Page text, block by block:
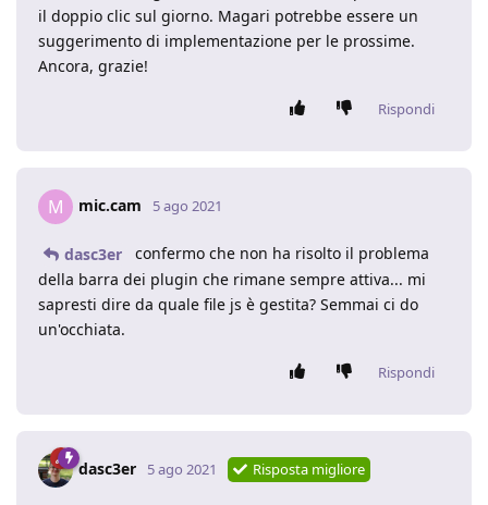
il doppio clic sul giorno. Magari potrebbe essere un
suggerimento di implementazione per le prossime.
Ancora, grazie!
Rispondi
M mic.cam 5 ago 2021
dasc3er
confermo che non ha risolto il problema
della barra dei plugin che rimane sempre attiva... mi
sapresti dire da quale file js è gestita? Semmai ci do
un'occhiata.
Rispondi
dasc3er 5 ago 2021 Risposta migliore